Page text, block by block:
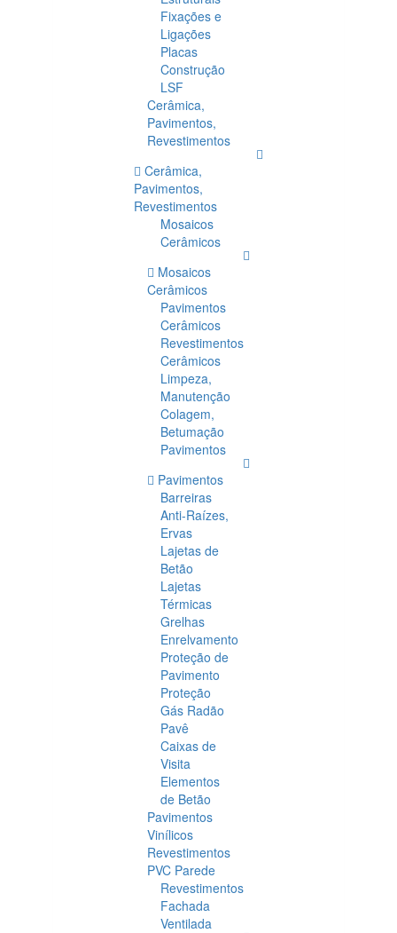
Fixações e
Ligações
Placas
Construção
LSF
Cerâmica,
Pavimentos,
Revestimentos
Cerâmica,
Pavimentos,
Revestimentos
Mosaicos
Cerâmicos
Mosaicos
Cerâmicos
Pavimentos
Cerâmicos
Revestimentos
Cerâmicos
Limpeza,
Manutenção
Colagem,
Betumação
Pavimentos
Pavimentos
Barreiras
Anti-Raízes,
Ervas
Lajetas de
Betão
Lajetas
Térmicas
Grelhas
Enrelvamento
Proteção de
Pavimento
Proteção
Gás Radão
Pavê
Caixas de
Visita
Elementos
de Betão
Pavimentos
Vinílicos
Revestimentos
PVC Parede
Revestimentos
Fachada
Ventilada